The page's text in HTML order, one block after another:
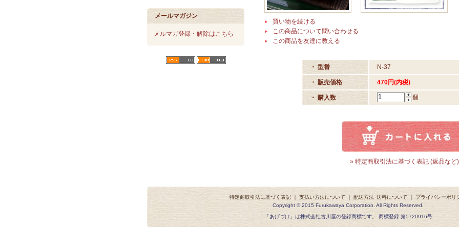
メールマガジン
メルマガ登録・解除はこちら
買い物を続ける
この商品について問い合わせる
この商品を友達に教える
・ 型番 N-37
・ 販売価格 470円(内税)
・ 購入数 個
» 特定商取引法に基づく表記 (返品など)
特定商取引法に基づく表記 ｜ 支払い方法について ｜ 配送方法･送料について ｜ プライバシーポリ
Copyright © 2015 Furukawaya Corporation. All Rights Reserved.
「あげづけ」は株式会社古川屋の登録商標です。 商標登録 第5720916号